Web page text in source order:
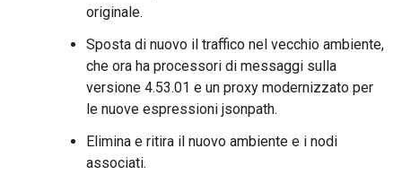
originale.
Sposta di nuovo il traffico nel vecchio ambiente,
che ora ha processori di messaggi sulla
versione 4.53.01 e un proxy modernizzato per
le nuove espressioni jsonpath.
Elimina e ritira il nuovo ambiente e i nodi
associati.